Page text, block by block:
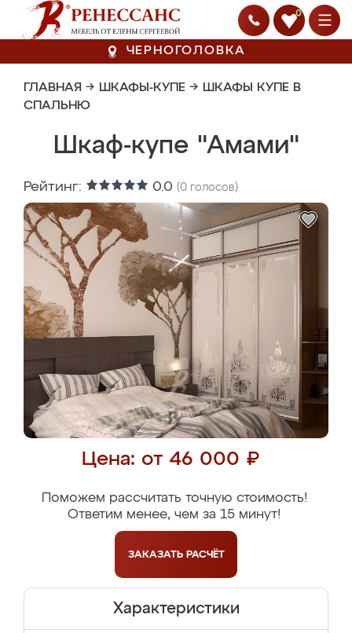
0
ЧЕРНОГОЛОВКА
ГЛАВНАЯ → ШКАФЫ-КУПЕ → ШКАФЫ КУПЕ В
СПАЛЬНЮ
Шкаф-купе "Амами"
Рейтинг: 0.0 (0 голосов)
Цена: от 46 000 ₽
Поможем рассчитать точную стоимость!
Ответим менее, чем за 15 минут!
ЗАКАЗАТЬ РАСЧЁТ
Характеристики